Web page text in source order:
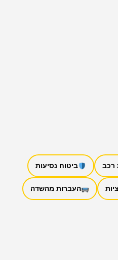
רכב ביטוח נסיעות
העברות מהשדה